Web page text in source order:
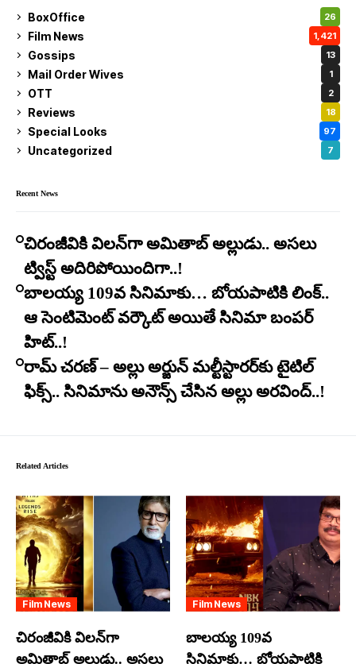
BoxOffice 26
Film News 1,421
Gossips 13
Mail Order Wives 1
OTT 2
Reviews 18
Special Looks 97
Uncategorized 7
Recent News
చిరంజీవికి విలన్‌గా అమితాబ్ అల్లుడు.. అసలు
ట్విస్ట్ అదిరిపోయిందిగా..!
బాలయ్య 109వ సినిమాకు… బోయపాటికి లింక్..
ఆ సెంటిమెంట్ వర్కౌట్ అయితే సినిమా బంపర్
హిట్..!
రామ్ చరణ్ – అల్లు అర్జున్ మల్టీస్టారర్​కు టైటిల్
ఫిక్స్.. సినిమాను అనౌన్స్ చేసిన అల్లు అరవింద్..!
Related Articles
Film News
చిరంజీవికి విలన్‌గా
అమితాబ్ అల్లుడు.. అసలు
Film News
బాలయ్య 109వ
సినిమాకు… బోయపాటికి